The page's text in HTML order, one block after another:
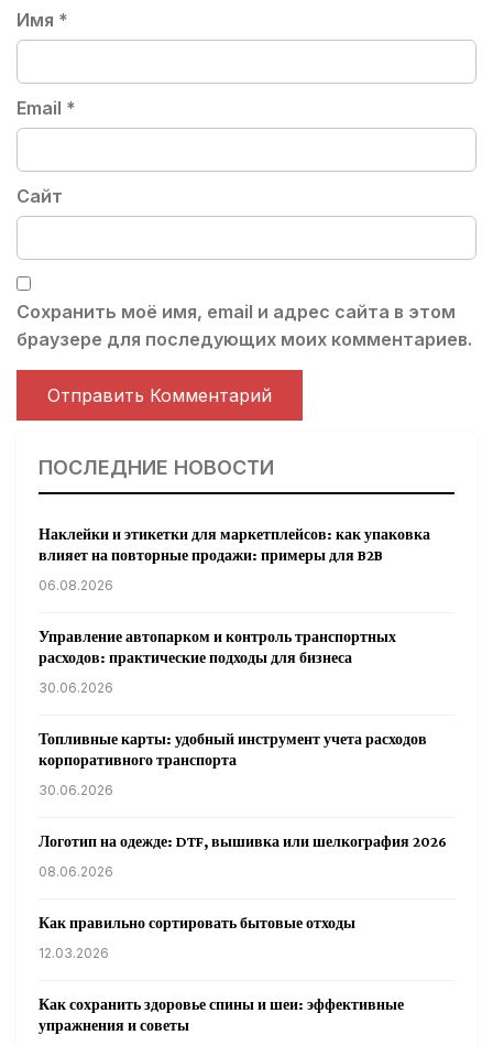
Имя *
Email *
Сайт
Сохранить моё имя, email и адрес сайта в этом
браузере для последующих моих комментариев.
ПОСЛЕДНИЕ НОВОСТИ
Наклейки и этикетки для маркетплейсов: как упаковка
влияет на повторные продажи: примеры для B2B
06.08.2026
Управление автопарком и контроль транспортных
расходов: практические подходы для бизнеса
30.06.2026
Топливные карты: удобный инструмент учета расходов
корпоративного транспорта
30.06.2026
Логотип на одежде: DTF, вышивка или шелкография 2026
08.06.2026
Как правильно сортировать бытовые отходы
12.03.2026
Как сохранить здоровье спины и шеи: эффективные
упражнения и советы